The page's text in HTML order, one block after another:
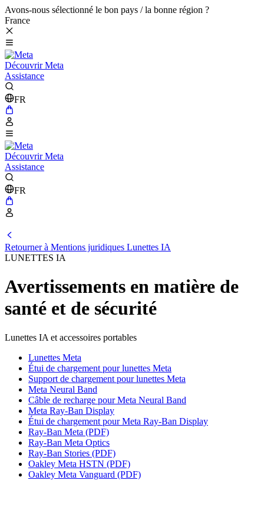
Avons-nous sélectionné le bon pays / la bonne région ?
France
Découvrir Meta
Assistance
FR
Découvrir Meta
Assistance
FR
Retourner à Mentions juridiques Lunettes IA
LUNETTES IA
Avertissements en matière de
santé et de sécurité
Lunettes IA et accessoires portables
Lunettes Meta
Étui de chargement pour lunettes Meta
Support de chargement pour lunettes Meta
Meta Neural Band
Câble de recharge pour Meta Neural Band
Meta Ray-Ban Display
Étui de chargement pour Meta Ray-Ban Display
Ray-Ban Meta (PDF)
Ray-Ban Meta Optics
Ray-Ban Stories (PDF)
Oakley Meta HSTN (PDF)
Oakley Meta Vanguard (PDF)